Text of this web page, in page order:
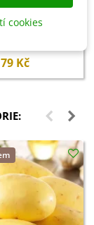
košíku
hnojivo -
Kč
cookies